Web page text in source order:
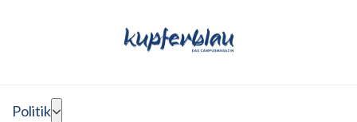
Politik